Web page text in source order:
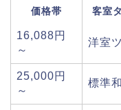
価格帯 客室
16,088円
～
洋室
25,000円
～
標準